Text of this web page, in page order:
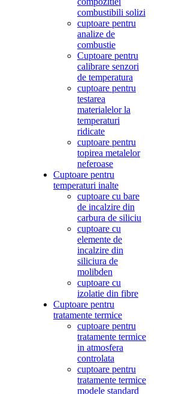
combustibili solizi
cuptoare pentru
analize de
combustie
Cuptoare pentru
calibrare senzori
de temperatura
cuptoare pentru
testarea
materialelor la
temperaturi
ridicate
cuptoare pentru
topirea metalelor
neferoase
Cuptoare pentru
temperaturi inalte
cuptoare cu bare
de incalzire din
carbura de siliciu
cuptoare cu
elemente de
incalzire din
siliciura de
molibden
cuptoare cu
izolatie din fibre
Cuptoare pentru
tratamente termice
cuptoare pentru
tratamente termice
in atmosfera
controlata
cuptoare pentru
tratamente termice
modele standard